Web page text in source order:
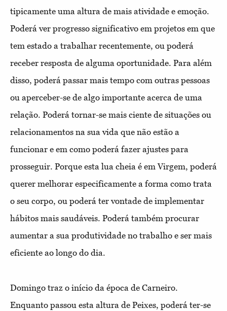
tipicamente uma altura de mais atividade e emoção.
Poderá ver progresso significativo em projetos em que
tem estado a trabalhar recentemente, ou poderá
receber resposta de alguma oportunidade. Para além
disso, poderá passar mais tempo com outras pessoas
ou aperceber-se de algo importante acerca de uma
relação. Poderá tornar-se mais ciente de situações ou
relacionamentos na sua vida que não estão a
funcionar e em como poderá fazer ajustes para
prosseguir. Porque esta lua cheia é em Virgem, poderá
querer melhorar especificamente a forma como trata
o seu corpo, ou poderá ter vontade de implementar
hábitos mais saudáveis. Poderá também procurar
aumentar a sua produtividade no trabalho e ser mais
eficiente ao longo do dia.
Domingo traz o início da época de Carneiro.
Enquanto passou esta altura de Peixes, poderá ter-se